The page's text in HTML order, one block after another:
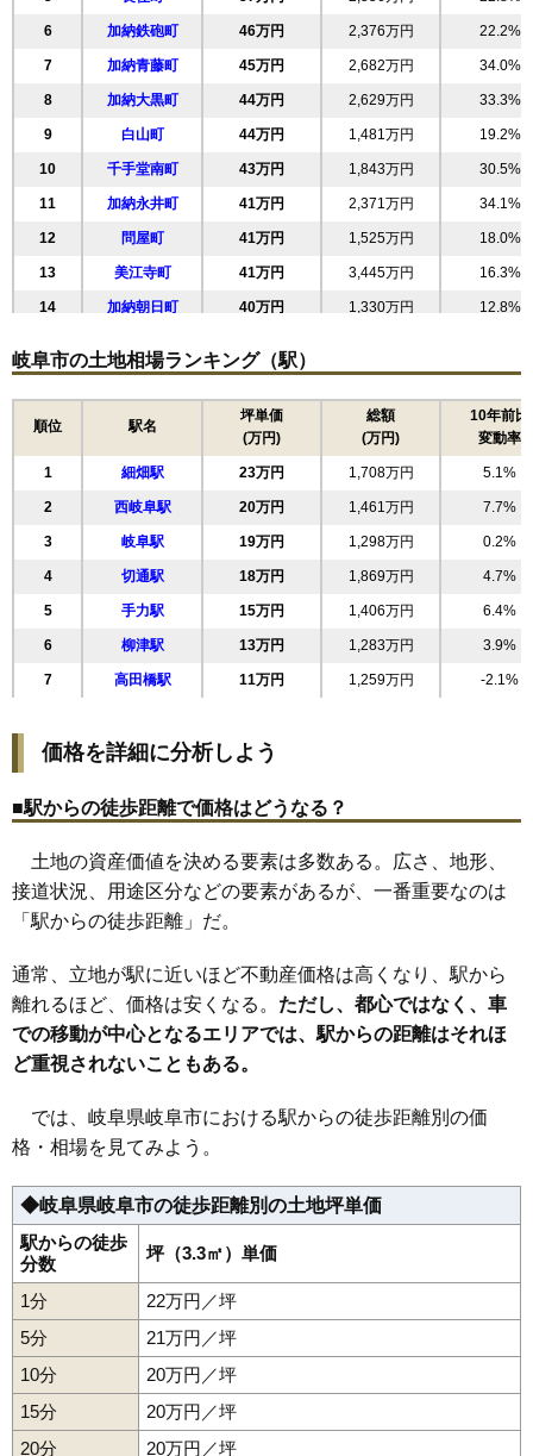
6 加納鉄砲町 46万円 2,376万円 22.2%
7 加納青藤町 45万円 2,682万円 34.0%
8 加納大黒町 44万円 2,629万円 33.3%
9 白山町 44万円 1,481万円 19.2%
10 千手堂南町 43万円 1,843万円 30.5%
11 加納永井町 41万円 2,371万円 34.1%
12 問屋町 41万円 1,525万円 18.0%
13 美江寺町 41万円 3,445万円 16.3%
14 加納朝日町 40万円 1,330万円 12.8%
16 加納西丸町 40万円 2,257万円 20.5%
39万円 3,536万円 17.6%
39万円 8,729万円 16.0%
19 玉姓町 38万円 1,263万円 20.7%
20 加納長刀堀 38万円 2,042万円 20.8%
21 金竜町 37万円 1,720万円 18.3%
22 薮田東 37万円 4,131万円 40.8%
23 高森町 37万円 1,467万円 9.3%
24 加納天神町 37万円 1,734万円 16.3%
25 竜田町 36万円 1,453万円 8.5%
27 金園町 36万円
29 鍵屋東町 35万円 2,282万円 13.8%
30 八ツ梅町 35万円 1,396万円 17.4%
31 加納神明町 35万円 1,356万円 15.3%
32 伊吹町
33 加納矢場町 35万円 2,600万円 23.2%
34 沖ノ橋町 35万円 1,486万円 19.8%
35 加納本町 34万円 2,167万円 16.2%
36 早苗町 34万円
38 高野町
40 加納寿町 33万円 2,000万円
41
42
43 今嶺
44 吾妻町
45 南本荘
46 西野町
47 如月町
岐阜市の土地相場ランキング（駅）
順位 駅名
坪単価
(万円)
総額
(万円)
10年前比
変動率
1 細畑駅 23万円 1,708万円 5.1%
2 西岐阜駅 20万円 1,461万円 7.7%
3 岐阜駅 19万円 1,298万円 0.2%
4 切通駅 18万円 1,869万円 4.7%
5 手力駅 15万円 1,406万円 6.4%
6 柳津駅 13万円 1,283万円 3.9%
7 高田橋駅 11万円 1,259万円 -2.1%
価格を詳細に分析しよう
■駅からの徒歩距離で価格はどうなる？
土地の資産価値を決める要素は多数ある。広さ、地形、
接道状況、用途区分などの要素があるが、一番重要なのは
「駅からの徒歩距離」だ。
通常、立地が駅に近いほど不動産価格は高くなり、駅から
離れるほど、価格は安くなる。 ただし、都心ではなく、車
での移動が中心となるエリアでは、駅からの距離はそれほ
ど重視されないこともある。
では、岐阜県岐阜市における駅からの徒歩距離別の価
格・相場を見てみよう。
◆岐阜県岐阜市の徒歩距離別の土地坪単価
駅からの徒歩
分数
坪（3.3㎡）単価
1分
22万円／坪
5分
21万円／坪
10分
20万円／坪
15分
20万円／坪
20分
20万円／坪